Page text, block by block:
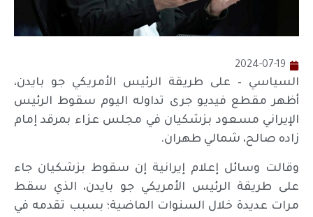
2024-07-19
السياسي – على طريقة الرئيس الأمريكي جو بايدن،
أظهر مقطع فيديو جرى تداوله اليوم سقوط الرئيس
الإيراني مسعود بزشكيان في مجلس عزاء بمرقد إمام
زاده صالح، شمالي طهران.
وقالت وسائل إعلام إيرانية إن سقوط بزشكيان جاء
على طريقة الرئيس الأمريكي جو بايدن، الذي سقط
مرات عديدة خلال السنوات الماضية؛ بسبب تقدمه في